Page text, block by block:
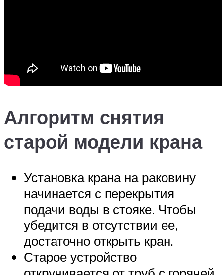
Алгоритм снятия
старой модели крана
Установка крана на раковину
начинается с перекрытия
подачи воды в стояке. Чтобы
убедится в отсутствии ее,
достаточно открыть кран.
Старое устройство